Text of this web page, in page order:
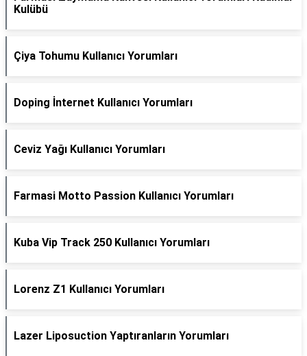
Kulübü
Çiya Tohumu Kullanıcı Yorumları
Doping İnternet Kullanıcı Yorumları
Ceviz Yağı Kullanıcı Yorumları
Farmasi Motto Passion Kullanıcı Yorumları
Kuba Vip Track 250 Kullanıcı Yorumları
Lorenz Z1 Kullanıcı Yorumları
Lazer Liposuction Yaptıranların Yorumları